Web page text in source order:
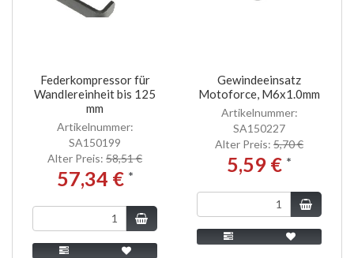
Federkompressor für
Wandlereinheit bis 125
mm
Artikelnummer:
SA150199
Alter Preis: 58,51 €
57,34 € *
Gewindeeinsatz
Motoforce, M6x1.0mm
Artikelnummer:
SA150227
Alter Preis: 5,70 €
5,59 € *